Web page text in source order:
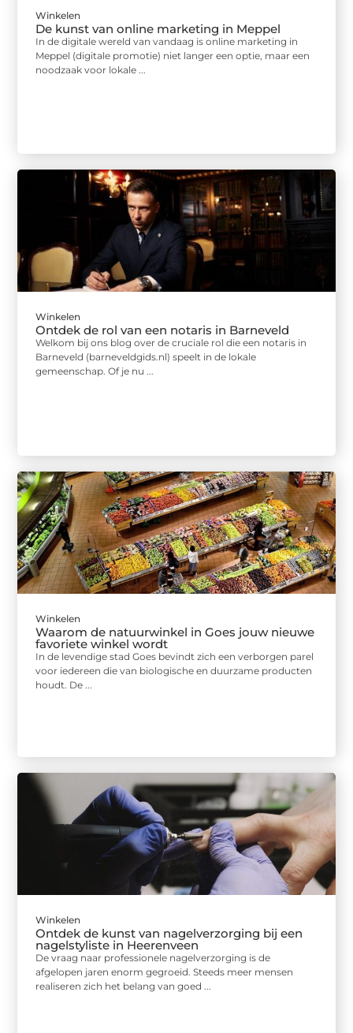
Winkelen
De kunst van online marketing in Meppel
In de digitale wereld van vandaag is online marketing in
Meppel (digitale promotie) niet langer een optie, maar een
noodzaak voor lokale ...
Winkelen
Ontdek de rol van een notaris in Barneveld
Welkom bij ons blog over de cruciale rol die een notaris in
Barneveld (barneveldgids.nl) speelt in de lokale
gemeenschap. Of je nu ...
Winkelen
Waarom de natuurwinkel in Goes jouw nieuwe
favoriete winkel wordt
In de levendige stad Goes bevindt zich een verborgen parel
voor iedereen die van biologische en duurzame producten
houdt. De ...
Winkelen
Ontdek de kunst van nagelverzorging bij een
nagelstyliste in Heerenveen
De vraag naar professionele nagelverzorging is de
afgelopen jaren enorm gegroeid. Steeds meer mensen
realiseren zich het belang van goed ...